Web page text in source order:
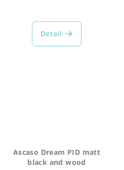
Detail
Ascaso Dream PID matt
black and wood